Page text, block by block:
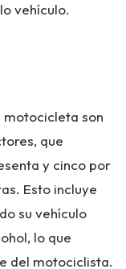
vehículo.
motocicleta son
que
y cinco por
Esto incluye
su vehículo
lo que
del motociclista.